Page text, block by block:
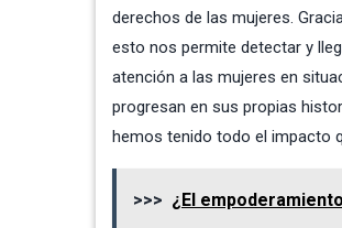
derechos de las mujeres.
esto nos permite detectar y
atención a las mujeres en
progresan en sus propias
hemos tenido todo el impacto
>>> ¿El